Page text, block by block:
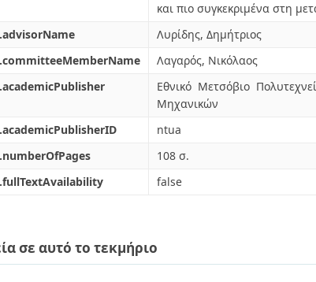
και πιο συγκεκριμένα στη
Λυρίδης, Δημήτριος
Λαγαρός, Νικόλαος
Εθνικό Μετσόβιο
Μηχανικών
ntua
108 σ.
false
σε αυτό το τεκμήριο